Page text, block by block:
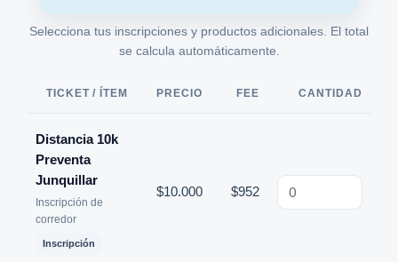
Selecciona tus inscripciones y productos adicionales. El total
se calcula automáticamente.
TICKET / ÍTEM PRECIO FEE CANTIDAD
Distancia 10k
Preventa
Junquillar
Inscripción de
corredor
Inscripción
$10.000 $952